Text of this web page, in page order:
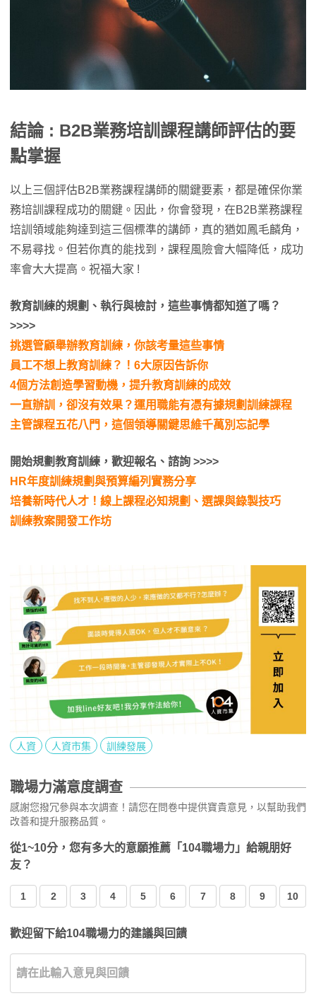
結論 : B2B業務培訓課程講師評估的要
點掌握
以上三個評估B2B業務課程講師的關鍵要素，都是確保你業
務培訓課程成功的關鍵。因此，你會發現，在B2B業務課程
培訓領域能夠達到這三個標準的講師，真的猶如鳳毛麟角，
不易尋找。但若你真的能找到，課程風險會大幅降低，成功
率會大大提高。祝福大家 !
教育訓練的規劃、執行與檢討，這些事情都知道了嗎？
>>>>
挑選管顧舉辦教育訓練，你該考量這些事情
員工不想上教育訓練？！6大原因告訴你
4個方法創造學習動機，提升教育訓練的成效
一直辦訓，卻沒有效果？運用職能有憑有據規劃訓練課程
主管課程五花八門，這個領導關鍵思維千萬別忘記學
開始規劃教育訓練，歡迎報名、諮詢 >>>>
HR年度訓練規劃與預算編列實務分享
培養新時代人才！線上課程必知規劃、選課與錄製技巧
訓練教案開發工作坊
人資 人資市集 訓練發展
職場力滿意度調查
感謝您撥冗參與本次調查！請您在問卷中提供寶貴意見，以幫助我們
改善和提升服務品質。
從1~10分，您有多大的意願推薦「104職場力」給親朋好
友？
1 2 3 4 5 6 7 8 9 10
歡迎留下給104職場力的建議與回饋